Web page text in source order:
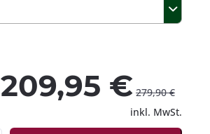
209,95 € 279,90 €
inkl. MwSt.